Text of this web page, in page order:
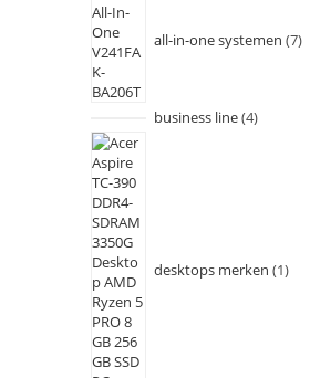
all-in-one systemen 7
business line 4
desktops merken 1